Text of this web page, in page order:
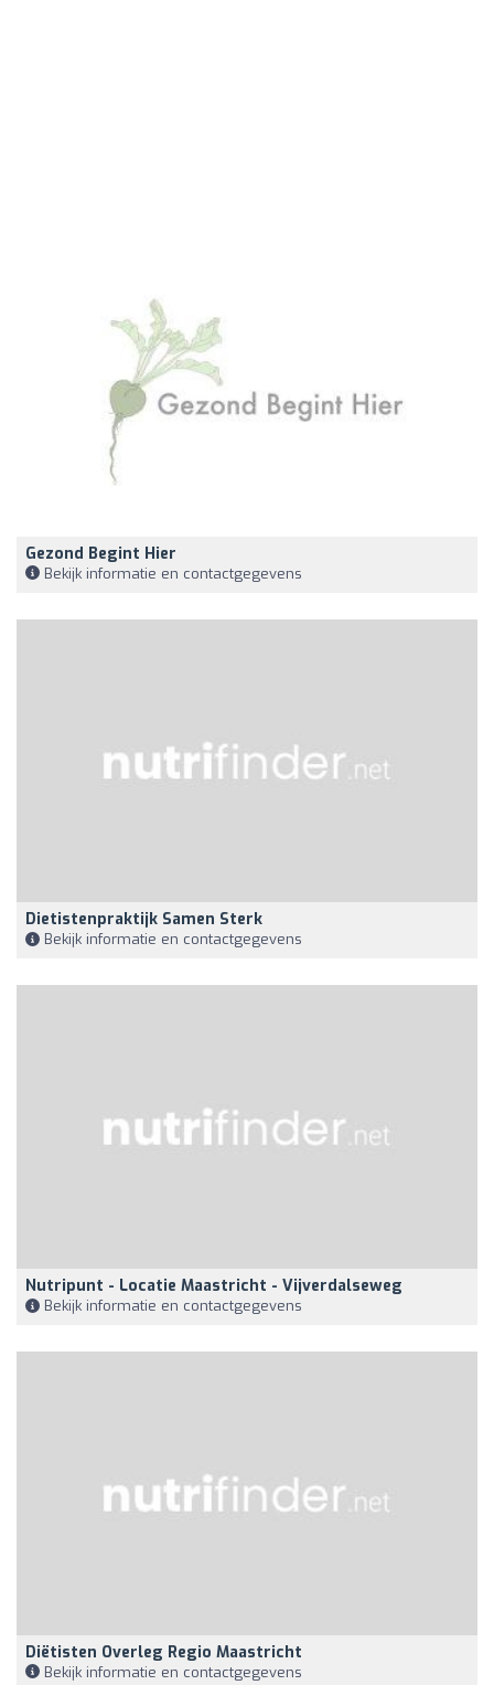
Gezond Begint Hier
Bekijk informatie en contactgegevens
Dietistenpraktijk Samen Sterk
Bekijk informatie en contactgegevens
Nutripunt - Locatie Maastricht - Vijverdalseweg
Bekijk informatie en contactgegevens
Diëtisten Overleg Regio Maastricht
Bekijk informatie en contactgegevens